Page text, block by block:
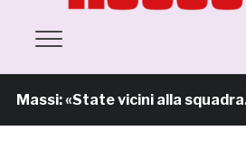
«State vicini alla squadra.